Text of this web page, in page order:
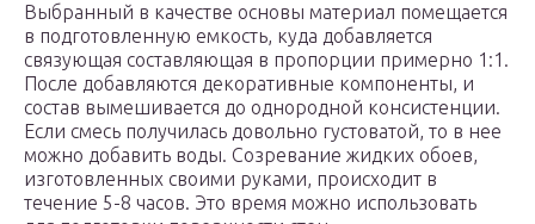
Выбранный в качестве основы материал помещается
в подготовленную емкость, куда добавляется
связующая составляющая в пропорции примерно 1:1.
После добавляются декоративные компоненты, и
состав вымешивается до однородной консистенции.
Если смесь получилась довольно густоватой, то в нее
можно добавить воды. Созревание жидких обоев,
изготовленных своими руками, происходит в
течение 5-8 часов. Это время можно использовать